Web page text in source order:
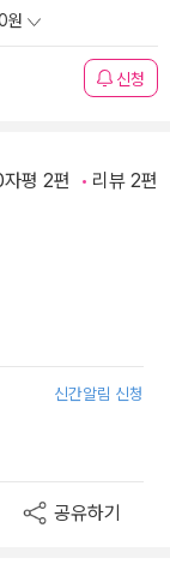
원
신청
평 2편 리뷰 2편
신간알림 신청
공유하기